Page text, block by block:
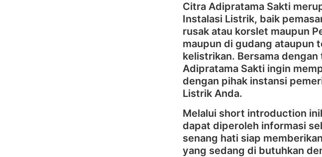
Citra Adipratama Sakti
Instalasi Listrik, baik
rusak atau korslet maupun
maupun di gudang ataupun
kelistrikan. Bersama
Adipratama Sakti ingin
dengan pihak instansi
Listrik Anda.
Melalui short introduction
dapat diperoleh informasi
senang hati siap
yang sedang di butuhkan